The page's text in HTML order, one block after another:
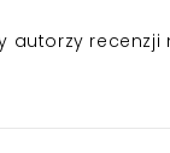
autorzy recenzji